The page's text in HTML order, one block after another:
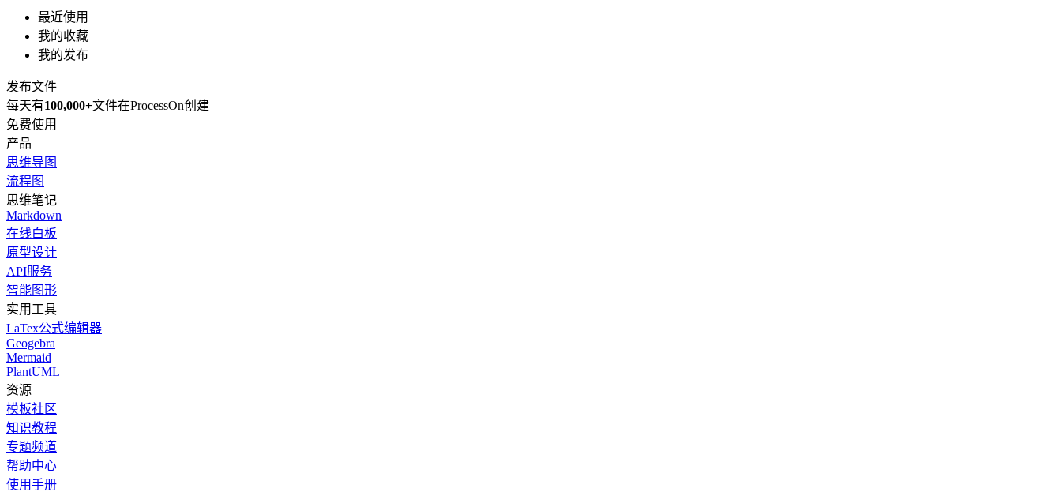
最近使用
我的收藏
我的发布
发布文件
每天有100,000+文件在ProcessOn创建
免费使用
产品
思维导图
流程图
思维笔记
Markdown
在线白板
原型设计
API服务
智能图形
实用工具
LaTex公式编辑器
Geogebra
Mermaid
PlantUML
资源
模板社区
知识教程
专题频道
帮助中心
使用手册